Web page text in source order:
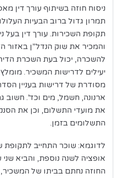
ניסוח חוזה בשיתוף עורך דין
תמרון גדול ברוב הבעיות
תקופת השכירות. עורך דין בעל
והמכיר את שוק הנדל”ן באזור
להשכרה, יכול בעת השכרת
יעילים לדרישות המשכיר.
מסודרת של דרישות בעניין
ארנונה, חשמל, מים וכד’. חשוב
את מועדי התשלום, וכן את
התשלומים בזמן.
לדוגמא: שוכר התחייב לתקופת
אופציה לשנה נוספת, והביא
החוזה נחתם בביתו של